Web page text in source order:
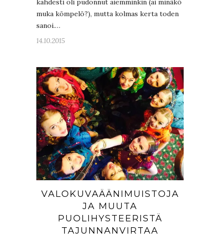
kahdesti oli pudonnut aiemminkin (ai minäkö
muka kömpelö?), mutta kolmas kerta toden
sanoi.…
14.10.2015
VALOKUVAÄÄNIMUISTOJA
JA MUUTA
PUOLIHYSTEERISTÄ
TAJUNNANVIRTAA